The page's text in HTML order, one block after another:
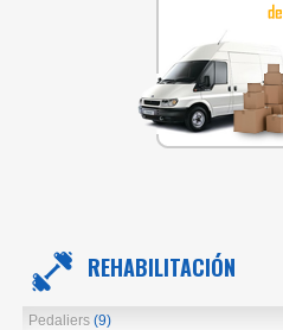
REHABILITACIÓN
Pedaliers (9)